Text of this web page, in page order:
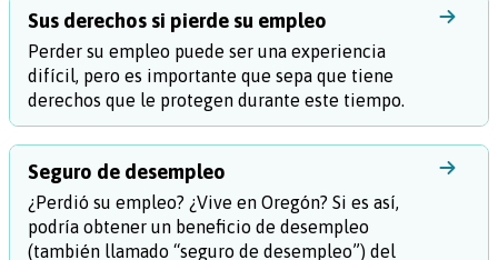
Sus derechos si pierde su empleo
Perder su empleo puede ser una experiencia
difícil, pero es importante que sepa que tiene
derechos que le protegen durante este tiempo.
Seguro de desempleo
¿Perdió su empleo? ¿Vive en Oregón? Si es así,
podría obtener un beneficio de desempleo
(también llamado “seguro de desempleo”) del